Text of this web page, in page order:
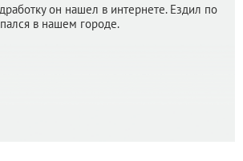
он нашел в интернете. Ездил по
в нашем городе.